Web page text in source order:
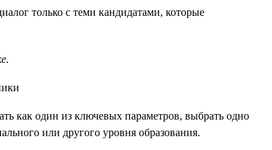
только с теми кандидатами, которые
как один из ключевых параметров, выбрать одно
или другого уровня образования.